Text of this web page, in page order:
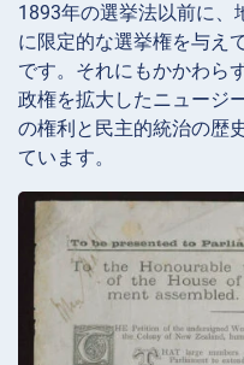
1893年の選挙法以前に、
に限定的な選挙権を与え
です。それにもかかわら
政権を拡大したニュージ
の権利と民主的統治の歴
ています。